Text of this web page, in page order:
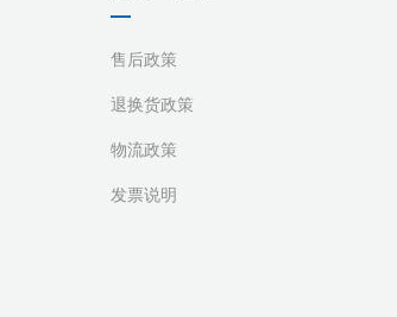
售后政策
退换货政策
物流政策
发票说明